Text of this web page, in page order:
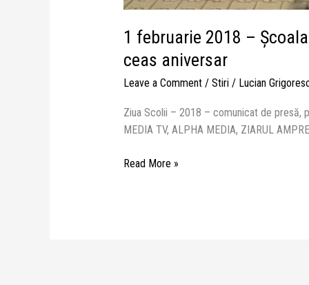
1 februarie 2018 –
ceas aniversar
Leave a Comment / Stiri/ Lucian
Ziua Scolii – 2018 – comunicat de presă,
MEDIA TV, ALPHA MEDIA, ZIARUL
Read More »